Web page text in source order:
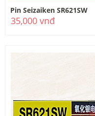
Pin Seizaiken SR621SW
35,000 vnđ